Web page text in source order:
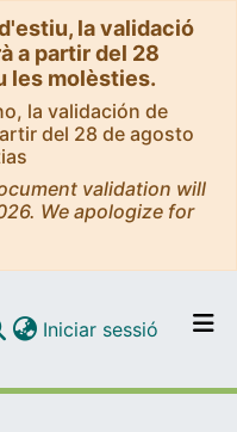
la validació
a partir del 28
les molèsties.
la validación de
del 28 de agosto
validation will
We apologize for
per tot el DD
Iniciar sessió (current)